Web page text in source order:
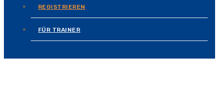
REGISTRIEREN
FÜR TRAINER